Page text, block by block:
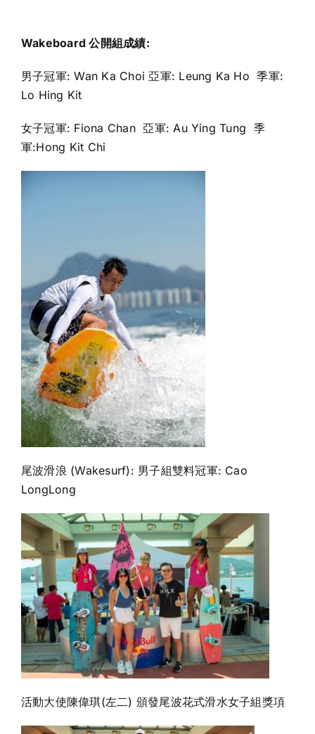
Wakeboard公開組成績:
男子冠軍: Wan Ka Choi 亞軍: Leung Ka Ho 季軍:
Lo Hing Kit
女子冠軍: Fiona Chan 亞軍: Au Ying Tung 季
軍:Hong Kit Chi
尾波滑浪 (Wakesurf): 男子組雙料冠軍: Cao
LongLong
活動大使陳偉琪(左二) 頒發尾波花式滑水女子組獎項